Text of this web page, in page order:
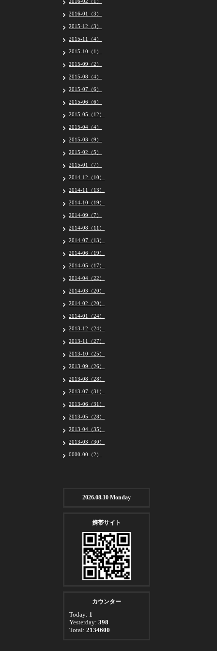
2016-01（3）
2015-12（3）
2015-11（4）
2015-10（1）
2015-09（2）
2015-08（4）
2015-07（6）
2015-06（6）
2015-05（12）
2015-04（4）
2015-03（9）
2015-02（5）
2015-01（7）
2014-12（10）
2014-11（13）
2014-10（19）
2014-09（7）
2014-08（11）
2014-07（13）
2014-06（19）
2014-05（17）
2014-04（22）
2014-03（20）
2014-02（20）
2014-01（24）
2013-12（24）
2013-11（27）
2013-10（25）
2013-09（26）
2013-08（28）
2013-07（31）
2013-06（31）
2013-05（28）
2013-04（35）
2013-03（30）
0000-00（2）
2026.08.10 Monday
携帯サイト
カウンター
Today: 1
Yesterday: 398
Total: 2134600